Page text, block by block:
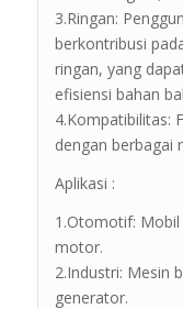
3.Ringan:
berkontribusi
ringan, yang
efisiensi bahan
4.Kompatibilitas:
dengan berbagai
Aplikasi :
1.Otomotif: Mobil
motor.
2.Industri: Mesin
generator.